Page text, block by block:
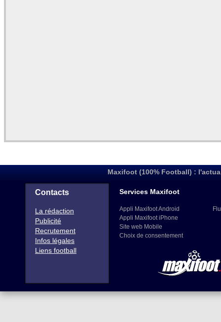
Maxifoot (100% Football) :
Contacts
La rédaction
Publicité
Recrutement
Infos légales
Liens football
Services Maxifoot
Appli Maxifoot Android
Appli Maxifoot iPhone
Site web Mobile
Choix de consentement